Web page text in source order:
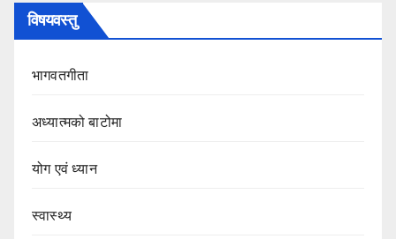
विषयवस्तु
भागवतगीता
अध्यात्मको बाटोमा
योग एवं ध्यान
स्वास्थ्य